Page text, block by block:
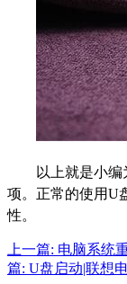
以上就是小
项。正常的使用U
性。
上一篇: 电脑系统
篇: U盘启动|联想